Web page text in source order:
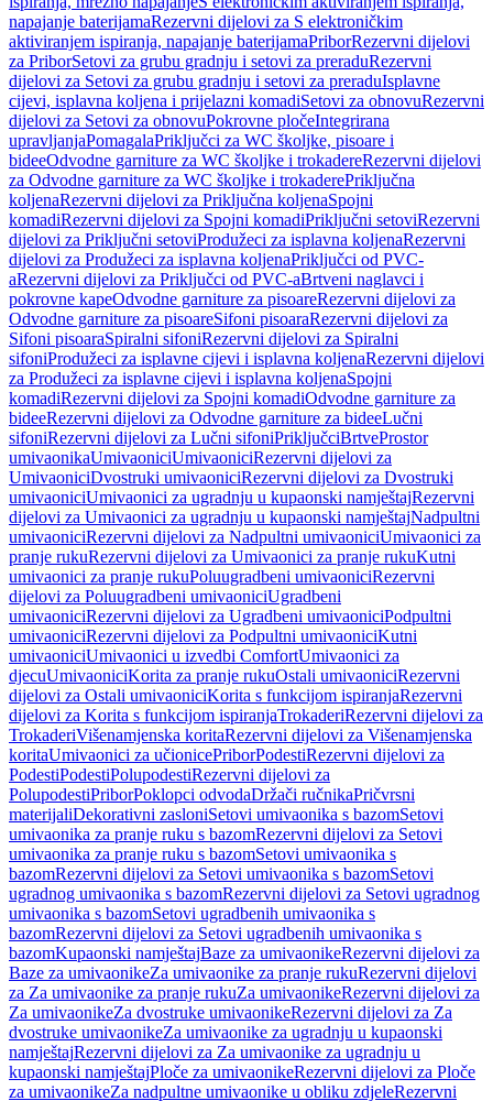
napajanje baterijamaRezervni dijelovi za S elektroničkim
aktiviranjem ispiranja, napajanje baterijamaPriborRezervni dijelovi
za PriborSetovi za grubu gradnju i setovi za preraduRezervni
dijelovi za Setovi za grubu gradnju i setovi za preraduIsplavne
cijevi, isplavna koljena i prijelazni komadiSetovi za obnovuRezervni
dijelovi za Setovi za obnovuPokrovne pločeIntegrirana
upravljanjaPomagalaPriključci za WC školjke, pisoare i
bideeOdvodne garniture za WC školjke i trokadereRezervni dijelovi
za Odvodne garniture za WC školjke i trokaderePriključna
koljenaRezervni dijelovi za Priključna koljenaSpojni
komadiRezervni dijelovi za Spojni komadiPriključni setoviRezervni
dijelovi za Priključni setoviProdužeci za isplavna koljenaRezervni
dijelovi za Produžeci za isplavna koljenaPriključci od PVC-
aRezervni dijelovi za Priključci od PVC-aBrtveni naglavci i
pokrovne kapeOdvodne garniture za pisoareRezervni dijelovi za
Odvodne garniture za pisoareSifoni pisoaraRezervni dijelovi za
Sifoni pisoaraSpiralni sifoniRezervni dijelovi za Spiralni
sifoniProdužeci za isplavne cijevi i isplavna koljenaRezervni dijelovi
za Produžeci za isplavne cijevi i isplavna koljenaSpojni
komadiRezervni dijelovi za Spojni komadiOdvodne garniture za
bideeRezervni dijelovi za Odvodne garniture za bideeLučni
sifoniRezervni dijelovi za Lučni sifoniPriključciBrtveProstor
umivaonikaUmivaoniciUmivaoniciRezervni dijelovi za
UmivaoniciDvostruki umivaoniciRezervni dijelovi za Dvostruki
umivaoniciUmivaonici za ugradnju u kupaonski namještajRezervni
dijelovi za Umivaonici za ugradnju u kupaonski namještajNadpultni
umivaoniciRezervni dijelovi za Nadpultni umivaoniciUmivaonici za
pranje rukuRezervni dijelovi za Umivaonici za pranje rukuKutni
umivaonici za pranje rukuPoluugradbeni umivaoniciRezervni
dijelovi za Poluugradbeni umivaoniciUgradbeni
umivaoniciRezervni dijelovi za Ugradbeni umivaoniciPodpultni
umivaoniciRezervni dijelovi za Podpultni umivaoniciKutni
umivaoniciUmivaonici u izvedbi ComfortUmivaonici za
djecuUmivaoniciKorita za pranje rukuOstali umivaoniciRezervni
dijelovi za Ostali umivaoniciKorita s funkcijom ispiranjaRezervni
dijelovi za Korita s funkcijom ispiranjaTrokaderiRezervni dijelovi za
TrokaderiVišenamjenska koritaRezervni dijelovi za Višenamjenska
koritaUmivaonici za učionicePriborPodestiRezervni dijelovi za
PodestiPodestiPolupodestiRezervni dijelovi za
PolupodestiPriborPoklopci odvodaDržači ručnikaPričvrsni
materijaliDekorativni zasloniSetovi umivaonika s bazomSetovi
umivaonika za pranje ruku s bazomRezervni dijelovi za Setovi
umivaonika za pranje ruku s bazomSetovi umivaonika s
bazomRezervni dijelovi za Setovi umivaonika s bazomSetovi
ugradnog umivaonika s bazomRezervni dijelovi za Setovi ugradnog
umivaonika s bazomSetovi ugradbenih umivaonika s
bazomRezervni dijelovi za Setovi ugradbenih umivaonika s
bazomKupaonski namještajBaze za umivaonikeRezervni dijelovi za
Baze za umivaonikeZa umivaonike za pranje rukuRezervni dijelovi
za Za umivaonike za pranje rukuZa umivaonikeRezervni dijelovi za
Za umivaonikeZa dvostruke umivaonikeRezervni dijelovi za Za
dvostruke umivaonikeZa umivaonike za ugradnju u kupaonski
namještajRezervni dijelovi za Za umivaonike za ugradnju u
kupaonski namještajPloče za umivaonikeRezervni dijelovi za Ploče
za umivaonikeZa nadpultne umivaonike u obliku zdjeleRezervni